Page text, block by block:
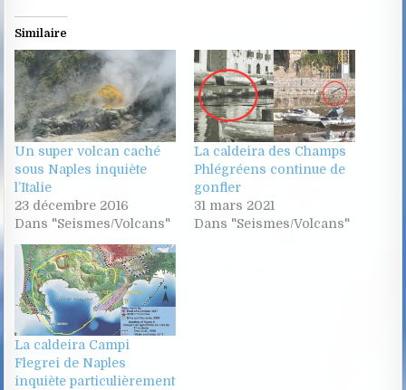
Similaire
Un super volcan caché
sous Naples inquiète
l’Italie
23 décembre 2016
Dans "Seismes/Volcans"
La caldeira des Champs
Phlégréens continue de
gonfler
31 mars 2021
Dans "Seismes/Volcans"
La caldeira Campi
Flegrei de Naples
inquiète particulièrement